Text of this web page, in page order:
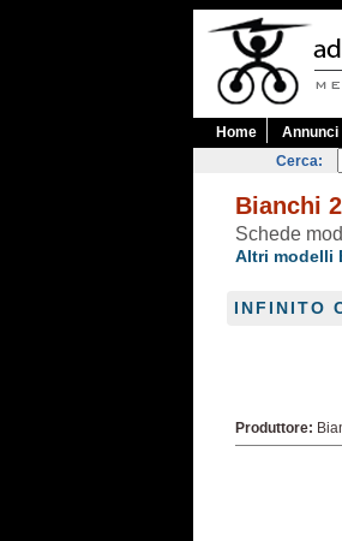
Home Annunci
Cerca:
Bianchi
Schede
Altri modelli
INFINITO
Produttore: